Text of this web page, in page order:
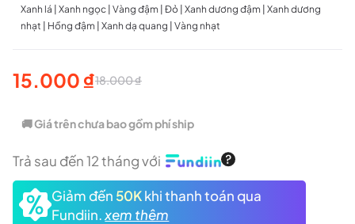
Xanh lá | Xanh ngọc | Vàng đậm | Đỏ | Xanh dương đậm | Xanh dương
nhạt | Hồng đậm | Xanh dạ quang | Vàng nhạt
18.000₫
Giá
gốc
là:
18.000 ₫.
15.000 ₫
Giá
hiện
tại
là:
15.000 ₫.
🚚 Giá trên chưa bao gồm phí ship
Trả sau đến 12 tháng với
Giảm đến 50Kkhi thanh toán qua
Fundiin.xem thêm